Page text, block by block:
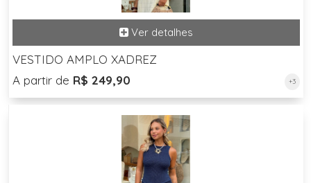
VESTIDO AMPLO XADREZ
A partir de R$ 249,90 +3